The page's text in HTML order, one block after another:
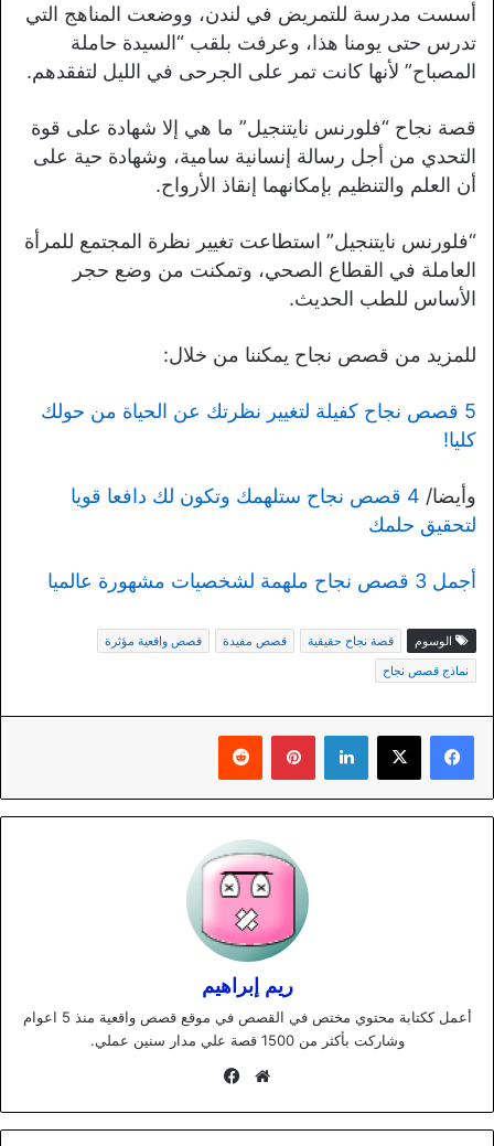
أسست مدرسة للتمريض في لندن، ووضعت المناهج التي
تدرس حتى يومنا هذا، وعرفت بلقب “السيدة حاملة
المصباح” لأنها كانت تمر على الجرحى في الليل لتفقدهم.
قصة نجاح “فلورنس نايتنجيل” ما هي إلا شهادة على قوة
التحدي من أجل رسالة إنسانية سامية، وشهادة حية على
أن العلم والتنظيم بإمكانهما إنقاذ الأرواح.
“فلورنس نايتنجيل” استطاعت تغيير نظرة المجتمع للمرأة
العاملة في القطاع الصحي، وتمكنت من وضع حجر
الأساس للطب الحديث.
للمزيد من قصص نجاح يمكننا من خلال:
5 قصص نجاح كفيلة لتغيير نظرتك عن الحياة من حولك
كليا!
وأيضا/
4 قصص نجاح ستلهمك وتكون لك دافعا قويا
لتحقيق حلمك
أجمل 3 قصص نجاح ملهمة لشخصيات مشهورة عالميا
الوسوم قصة نجاح حقيقية قصص مفيدة
قصص واقعية مؤثرة
نماذج قصص نجاح
لينكدإن بينتيريست
ريم إبراهيم
أعمل ككتابة محتوي مختص في القصص في موقع قصص واقعية منذ 5 اعوام
وشاركت بأكثر من 1500 قصة علي مدار سنين عملي.
موقع